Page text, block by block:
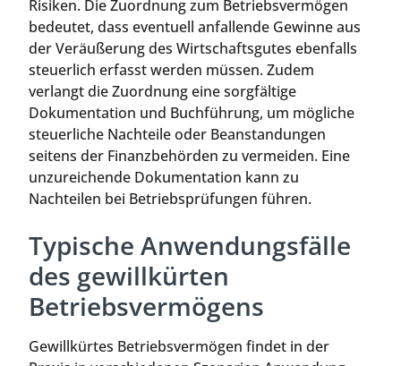
Risiken. Die Zuordnung zum Betriebsvermögen
bedeutet, dass eventuell anfallende Gewinne aus
der Veräußerung des Wirtschaftsgutes ebenfalls
steuerlich erfasst werden müssen. Zudem
verlangt die Zuordnung eine sorgfältige
Dokumentation und Buchführung, um mögliche
steuerliche Nachteile oder Beanstandungen
seitens der Finanzbehörden zu vermeiden. Eine
unzureichende Dokumentation kann zu
Nachteilen bei Betriebsprüfungen führen.
Typische Anwendungsfälle
des gewillkürten
Betriebsvermögens
Gewillkürtes Betriebsvermögen findet in der